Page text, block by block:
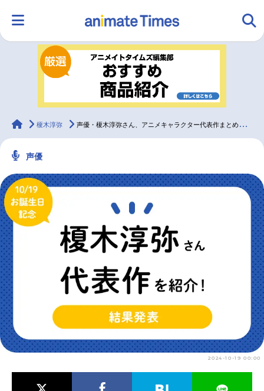
ランキング アニメ
ラジオ
2.5次元 配信・Vtuber
最新記事一覧
アニメ映画一覧 実写化映画一覧
今期アニメ曜日別一覧
春アニメ
男性声優/女性声優一覧
animateTimes
榎木淳弥 声優・榎木淳弥さん、アニメキャラクター代表作まとめ（2024年版）
声優
2024-10-19 00:00